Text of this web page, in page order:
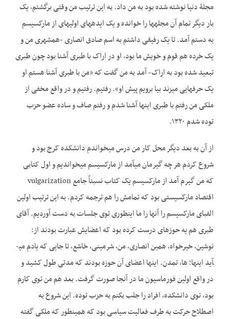
مجلۀ دنیا نوشته شده بود به من داد. به این ترتیب من وقتی برگشتم، یک
بار دیگر تمام آن مجله­ها را خوانده و یک ایده­های اولیه­ای از مارکسیسم
به دستم آمد. تا یک رفیقی داشتم به اسم صادق انصاری -همشهری من و
یک خرده هم قوم و خویش ما بود، او در اراک با طبری آشنا بود چون طبری
تبعید شده بود به اراک- آمد به من گفت که «من با طبری آشنا هستم او
یک حرف­هایی می­زند بیا برویم پیش او». رفتیم. رفتیم و در واقع مخفی از
ملکی من رفتم با طبری اینها آشنا شدم و رفتم صاف و ساده عضو حزب
توده شدم ۱۳۲۰.
از آن به بعد دیگر محل کار من درس می­خواندم دانشکده کرج بود و
شروع کردم هر چه گیرمان می­آمد از مارکسیسم می­خواندیم و اول کتابی
که من گیرم آمد از مارکسیسم یک کتاب نسبتاً جامع vulgarization
اقتصاد مارکسیستی بود که تمامش را هم ترجمه کردم. به این ترتیب اولین
الفبای مارکسیسم را آنها را ما اینطوری توی جلسات به دست آوردیم. آقای
طبری هم یه حوزه­ای درست کرده بود که اعضایش عبارت بودند از:
نوشین، خیرخواه، همین انصاری، من، شرمینی، خاشع، تا جایی که یادم می­
آید اینها؛ ها، تمدن. اینها اعضای آن حوزه بودند که مدتی طول کشید و
در واقع اولین فورماسیون ما در آنجا صورت گرفت. بعد هم من توی کارم
بود، توی دانشکده، افراد را جلب بکنم به حزب توده. این شروع به
اصطلاح حرکت به طرف فعالیت سیاسی بود که همین­طور که ملکی گفته